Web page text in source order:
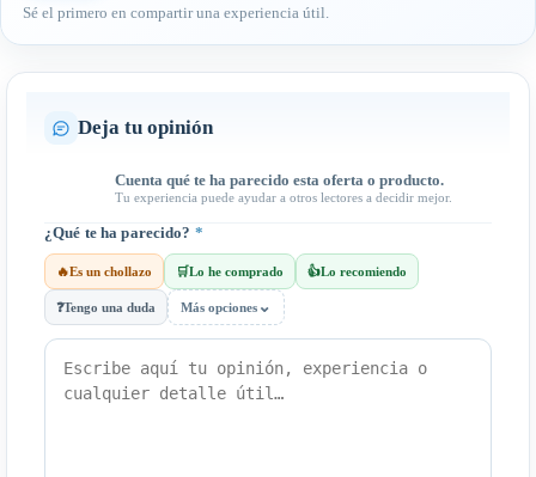
Sé el primero en compartir una experiencia útil.
Deja tu opinión
Cuenta qué te ha parecido esta oferta o producto.
Tu experiencia puede ayudar a otros lectores a decidir mejor.
¿Qué te ha parecido? *
🔥Es un chollazo 🛒Lo he comprado 👍Lo recomiendo
❓Tengo una duda Más opciones ⌄